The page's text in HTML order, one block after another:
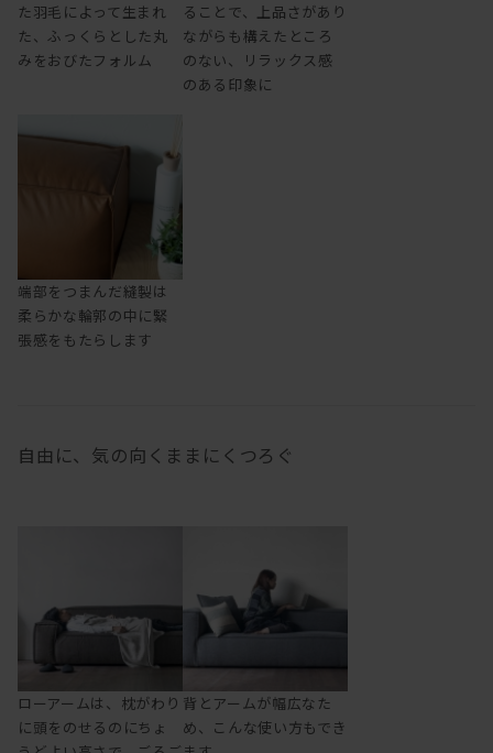
た羽毛によって生まれ
た、ふっくらとした丸
みをおびたフォルム
ることで、上品さがあり
ながらも構えたところ
のない、リラックス感
のある印象に
端部をつまんだ縫製は
柔らかな輪郭の中に緊
張感をもたらします
自由に、気の向くままにくつろぐ
ローアームは、枕がわり
に頭をのせるのにちょ
背とアームが幅広なた
め、こんな使い方もでき